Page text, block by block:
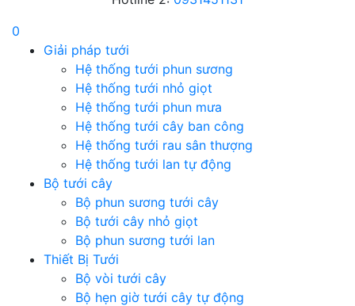
0
Giải pháp tưới
Hệ thống tưới phun sương
Hệ thống tưới nhỏ giọt
Hệ thống tưới phun mưa
Hệ thống tưới cây ban công
Hệ thống tưới rau sân thượng
Hệ thống tưới lan tự động
Bộ tưới cây
Bộ phun sương tưới cây
Bộ tưới cây nhỏ giọt
Bộ phun sương tưới lan
Thiết Bị Tưới
Bộ vòi tưới cây
Bộ hẹn giờ tưới cây tự động